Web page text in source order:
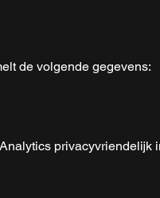
de volgende gegevens:
privacyvriendelijk